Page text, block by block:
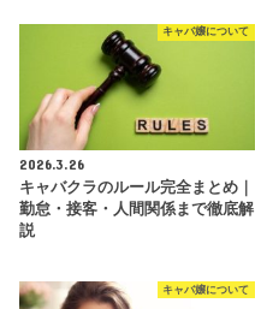
キャバ嬢について
2026.3.26
キャバクラのルール完全まとめ｜
勤怠・接客・人間関係まで徹底解
説
キャバ嬢について